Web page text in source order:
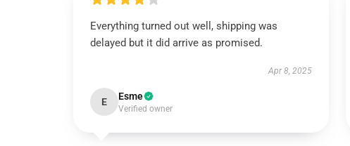
Everything turned out well, shipping was
delayed but it did arrive as promised.
Apr 8, 2025
E Esme
Verified owner